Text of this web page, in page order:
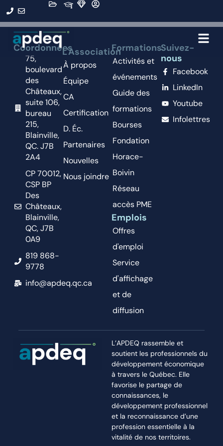
Organisation :
Coordonnées
75,
boulevard
des
Châteaux,
suite 106,
bureau
215,
Blainville,
QC. J7B
2A4
CP 70012,
CSP BP
Des
Châteaux,
Blainville,
QC, J7B
0A9
819 868-
9778
info@apdeq.qc.ca
L'Association
À propos
Équipe
CA
Certification
D. Éc.
Partenaires
Nouvelles
Nous joindre
Formations
Activités et
événements
Guide des
formations
Bourses
Fondation
Horace-
Boivin
Réseau
accès PME
Emplois
Offres
d'emploi
Service
d'affichage
et de
diffusion
Suivez-
nous
Facebook
LinkedIn
Youtube
Infolettres
L’APDEQ rassemble et
soutient les professionnels du
développement économique
à travers le Québec. Elle
favorise le partage de
connaissances, le
développement professionnel
et la reconnaissance d’une
profession essentielle à la
vitalité de nos territoires.